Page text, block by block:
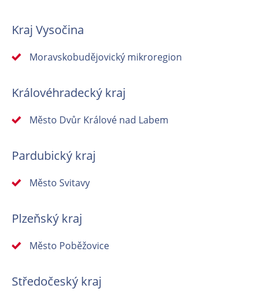
Kraj Vysočina
Moravskobudějovický mikroregion
Královéhradecký kraj
Město Dvůr Králové nad Labem
Pardubický kraj
Město Svitavy
Plzeňský kraj
Město Poběžovice
Středočeský kraj